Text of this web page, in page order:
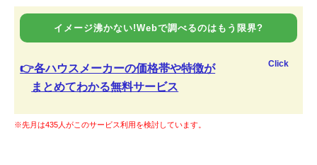
イメージ沸かない!Webで調べるのはもう限界?
👉各ハウスメーカーの価格帯や特徴が
まとめてわかる無料サービス
Click
※先月は435人がこのサービス利用を検討しています。